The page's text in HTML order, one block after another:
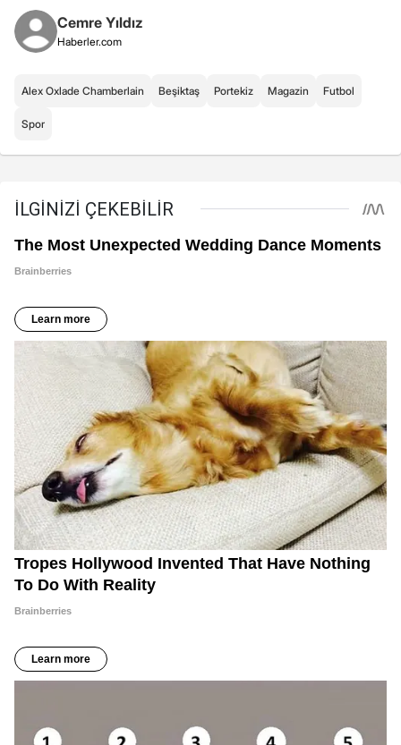
Cemre Yıldız
Haberler.com
Alex Oxlade Chamberlain Beşiktaş Portekiz Magazin Futbol
Spor